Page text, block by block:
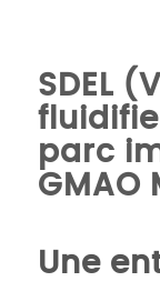
SDEL
parc
GMAO
Une